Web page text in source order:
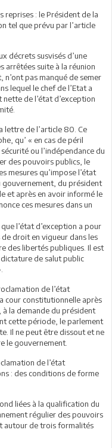
reprises : le Président de la
tel que prévu par l’article
décrets susvisés d’une
arrêtées suite à la réunion
n’ont pas manqué de semer
lequel le chef de l’Etat a
nette de l’état d’exception
lettre de l’article 80. Ce
qu’ « en cas de péril
ou l’indépendance du
des pouvoirs publics, le
mesures qu’impose l’état
gouvernement, du président
et après en avoir informé le
ces mesures dans un
l’état d’exception a pour
droit en vigueur dans les
des libertés publiques. Il est
dictature de salut public
de l’état
cour constitutionnelle après
la demande du président
cette période, le parlement
Il ne peut être dissout et ne
le gouvernement.
de l’état
: des conditions de forme
liées à la qualification du
régulier des pouvoirs
autour de trois formalités